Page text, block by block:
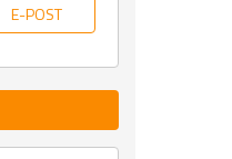
E-POST